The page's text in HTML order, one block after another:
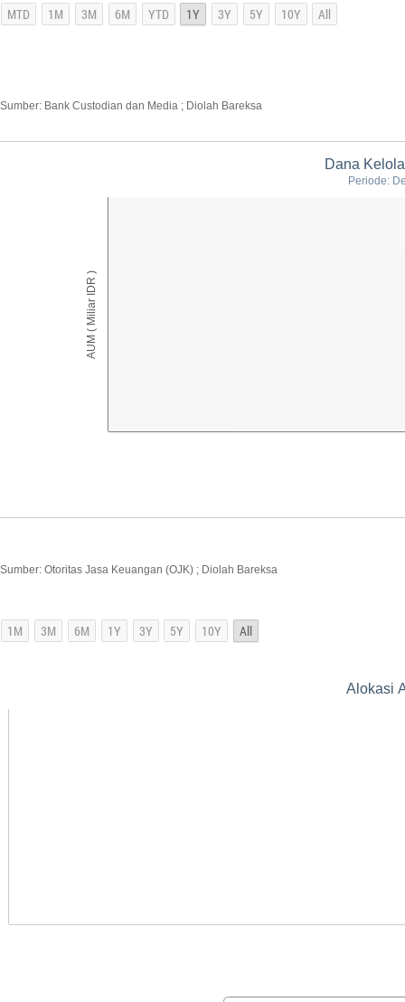
Sumber: Bank Custodian dan Media ; Diolah Bareksa
AUM ( Miliar IDR )
Dana
Periode:
Sumber: Otoritas Jasa Keuangan (OJK) ; Diolah Bareksa
Alokasi